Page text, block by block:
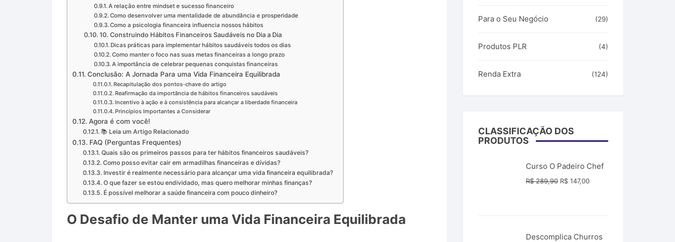
A relação entre mindset e sucesso financeiro
Como desenvolver uma mentalidade de abundância e prosperidade
Como a psicologia financeira influencia nossos hábitos
10. Construindo Hábitos Financeiros Saudáveis no Dia a Dia
Dicas práticas para implementar hábitos saudáveis todos os dias
Como manter o foco nas suas metas financeiras a longo prazo
A importância de celebrar pequenas conquistas financeiras
Conclusão: A Jornada Para uma Vida Financeira Equilibrada
Recapitulação dos pontos-chave do artigo
Reafirmação da importância de hábitos financeiros saudáveis
Incentivo à ação e à consistência para alcançar a liberdade financeira
Princípios Importantes a Considerar
Agora é com você!
📚 Leia um Artigo Relacionado
FAQ (Perguntas Frequentes)
Quais são os primeiros passos para ter hábitos financeiros saudáveis?
Como posso evitar cair em armadilhas financeiras e dívidas?
Investir é realmente necessário para alcançar uma vida financeira equilibrada?
O que fazer se estou endividado, mas quero melhorar minhas finanças?
É possível melhorar a saúde financeira com pouco dinheiro?
O Desafio de Manter uma Vida Financeira Equilibrada
Para o Seu Negócio (29)
Produtos PLR (4)
Renda Extra (124)
CLASSIFICAÇÃO DOS
PRODUTOS
Curso O Padeiro Chef
R$289,90 O
R$ 147,00O
Descomplica Churros